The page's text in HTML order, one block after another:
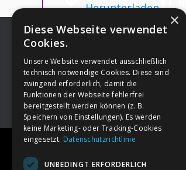
Herunterladen
Footer →Deine Spende
×
Diese Webseite verwendet
Cookies.
Unsere Website verwendet ausschließlich
technisch notwendige Cookies. Diese sind
zwingend erforderlich, damit die
Funktionen der Webseite fehlerfrei
bereitgestellt werden können (z. B.
Speichern von Einstellungen). Es werden
keine Marketing- oder Tracking-Cookies
eingesetzt. Datenschutzrichtlinie
UNBEDINGT ERFORDERLICH